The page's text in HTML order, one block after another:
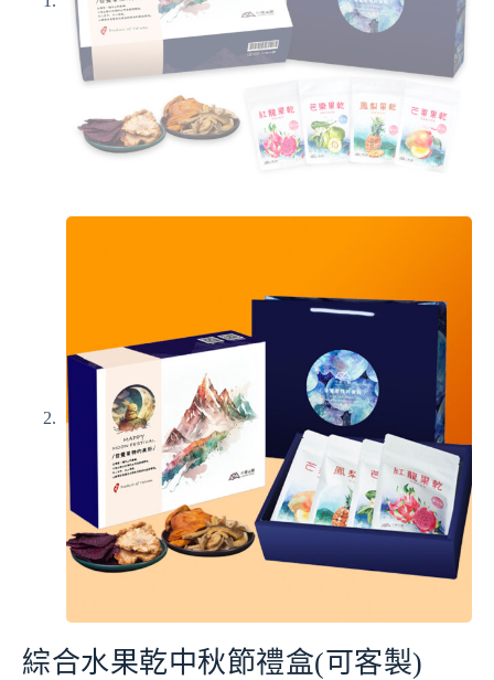
綜合水果乾中秋節禮盒(可客製)